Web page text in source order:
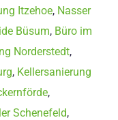
Itzehoe, Nasser
Büsum, Büro im
Norderstedt,
, Kellersanierung
,
Schenefeld,